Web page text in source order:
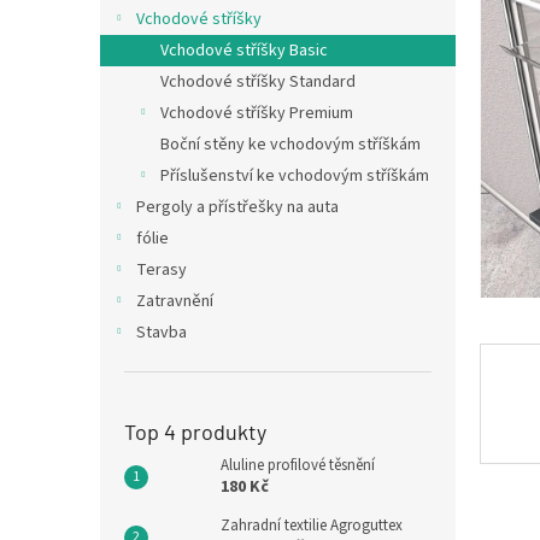
Vchodové stříšky
Vchodové stříšky Basic
Vchodové stříšky Standard
Vchodové stříšky Premium
Boční stěny ke vchodovým stříškám
Příslušenství ke vchodovým stříškám
Pergoly a přístřešky na auta
fólie
Terasy
Zatravnění
Stavba
Top 4 produkty
Aluline profilové těsnění
180 Kč
Zahradní textilie Agroguttex
z